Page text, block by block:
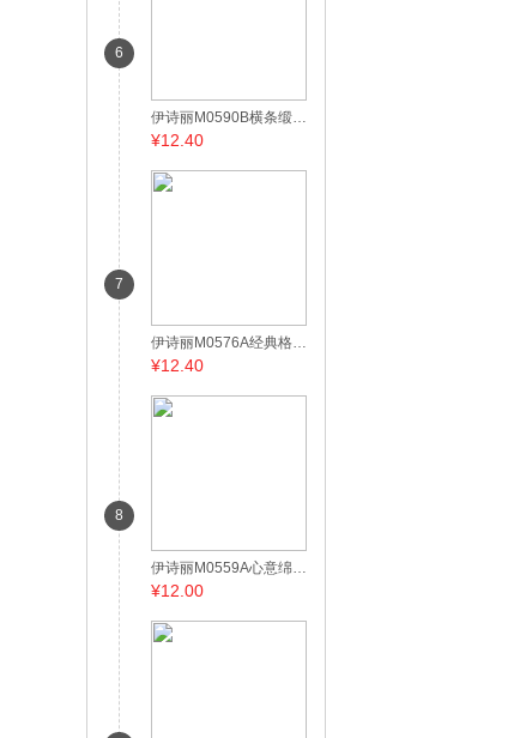
6
7
8
伊诗丽M0590B横条缎边面巾
¥12.40
伊诗丽M0576A经典格子面巾
¥12.40
伊诗丽M0559A心意绵绵面巾
¥12.00